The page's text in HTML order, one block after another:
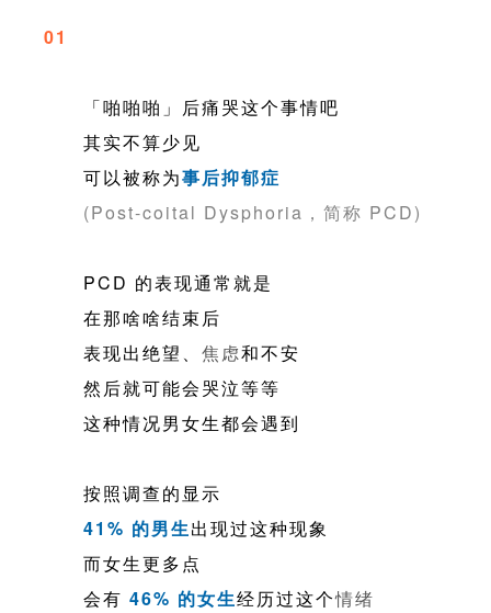
01
「啪啪啪」后痛哭这个事情吧
其实不算少见
可以被称为事后抑郁症
(Post-coital Dysphoria，简称 PCD)
PCD 的表现通常就是
在那啥啥结束后
表现出绝望、 焦虑和不安
然后就可能会哭泣等等
这种情况男女生都会遇到
按照调查的显示
41% 的男生出现过这种现象
而女生更多点
会有 46% 的女生经历过这个情绪